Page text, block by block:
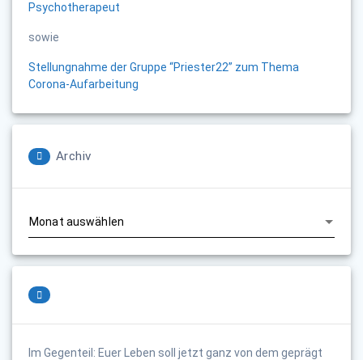
Psychotherapeut
sowie
Stellungnahme der Gruppe “Priester22” zum Thema
Corona-Aufarbeitung
Archiv
Im Gegenteil: Euer Leben soll jetzt ganz von dem geprägt